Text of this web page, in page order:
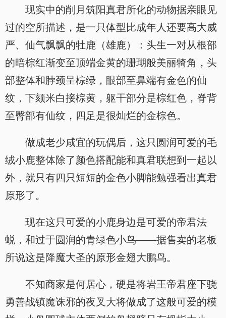
现实中的削月筑阳真君所化的动物据亲眼见
过的空所描述，是一只体型比成年人还要高大威
严、仙气飘飘的牡鹿（雄鹿）：头生一对从根部
的暗棕红渐变至顶端金黄的珊瑚般美丽犄角，头
部整体和脖颈呈棕绿，眼部至鼻端有金色的仙
纹，下颏米白接棕黄，躯干部分是棕红色，脊背
至臀部有仙纹，四足是很灿烂的金棕色。
做成老少咸宜的玩偶后，这只圆润可爱的毛
绒小鹿整体除了颜色搭配能和真君联想到一起以
外，就只有四只短短的金色小脚能勉强看出真君
原形了。
现在这只可爱的小鹿身边是可爱的帝君法
蜕，和过于圆润的青绿色小鸟——据售卖的老板
所说这是降魔大圣的原形金翅大鹏鸟。
不知商家是何居心，硬是将岩王帝君座下骁
勇善战镇魔诛邪的夜叉大将做成了这般可爱的模